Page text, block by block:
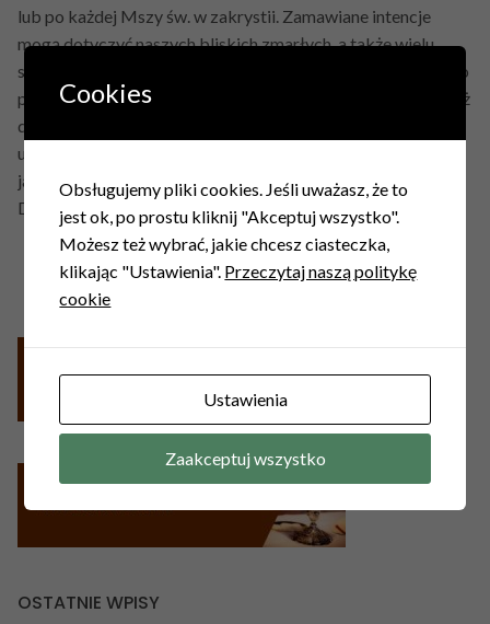
lub po każdej Mszy św. w zakrystii. Zamawiane intencje
mogą dotyczyć naszych bliskich zmarłych, a także wielu
spraw codziennego życia. We Mszy św. można prosić Boga o
potrzebne łaski, jak również dziękować Mu za otrzymane już
dobro. Można więc zamówić intencję z okazji rocznicy
urodzin lub ślubu czy imienin, z prośbą o zdrowie, przed
jakimś ważnym wydarzeniem, w trudnej sprawie, o światło
Ducha Świętego itd.
OSTATNIE WPISY
Cookies
Obsługujemy pliki cookies. Jeśli uważasz, że to
jest ok, po prostu kliknij "Akceptuj wszystko".
Możesz też wybrać, jakie chcesz ciasteczka,
klikając "Ustawienia". Przeczytaj naszą politykę
cookie
Ustawienia
Zaakceptuj wszystko